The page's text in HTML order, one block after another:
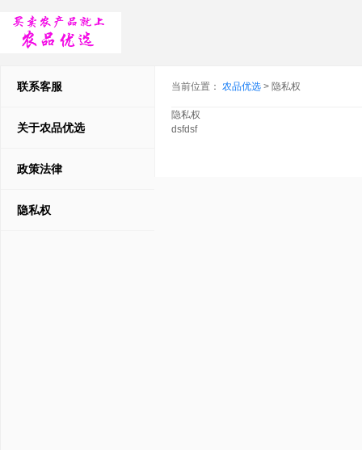
联系客服
关于农品优选
政策法律
隐私权
当前位置： 农品优选 > 隐私权
隐私权
dsfdsf